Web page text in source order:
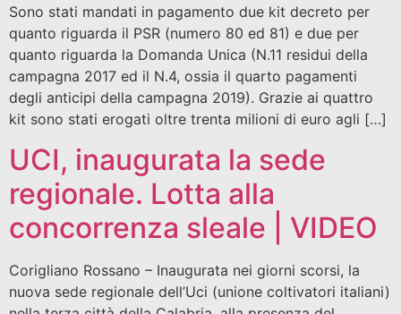
Sono stati mandati in pagamento due kit decreto per
quanto riguarda il PSR (numero 80 ed 81) e due per
quanto riguarda la Domanda Unica (N.11 residui della
campagna 2017 ed il N.4, ossia il quarto pagamenti
degli anticipi della campagna 2019). Grazie ai quattro
kit sono stati erogati oltre trenta milioni di euro agli […]
UCI, inaugurata la sede
regionale. Lotta alla
concorrenza sleale | VIDEO
Corigliano Rossano – Inaugurata nei giorni scorsi, la
nuova sede regionale dell’Uci (unione coltivatori italiani)